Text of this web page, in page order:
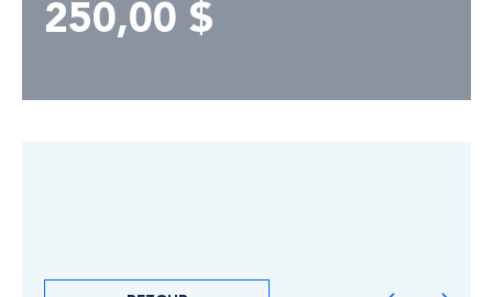
250,00 $